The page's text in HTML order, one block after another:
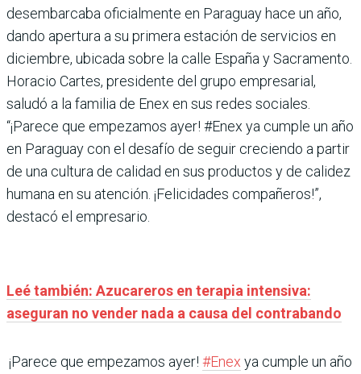
desembarcaba oficialmente en Paraguay hace un año,
dando apertura a su primera estación de servicios en
diciembre, ubicada sobre la calle España y Sacramento.
Horacio Cartes, presidente del grupo empresarial,
saludó a la familia de Enex en sus redes sociales.
“¡Parece que empezamos ayer! #Enex ya cumple un año
en Paraguay con el desafío de seguir creciendo a partir
de una cultura de calidad en sus productos y de calidez
humana en su atención. ¡Felicidades compañeros!”,
destacó el empresario.
Leé también: Azucareros en terapia intensiva:
aseguran no vender nada a causa del contrabando
¡Parece que empezamos ayer! #Enex ya cumple un año